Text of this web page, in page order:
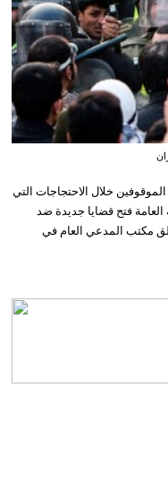
خلال الاحتجاجات التي
العامة فتح قضايا جديدة ضد
مكتب المدعي العام في